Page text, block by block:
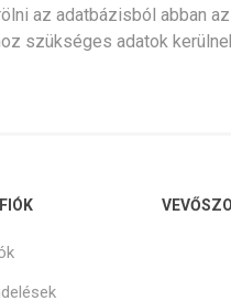
az adatbázisból abban
szükséges adatok